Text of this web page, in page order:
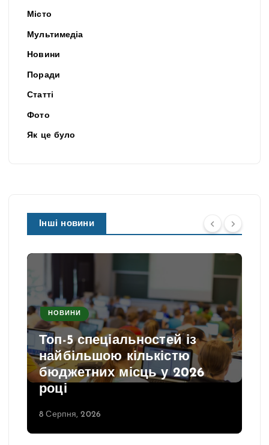
Місто
Мультимедіа
Новини
Поради
Статті
Фото
Як це було
Інші новини
НОВИНИ
Топ-5 спеціальностей із
найбільшою кількістю
бюджетних місць у 2026
році
8 Серпня, 2026